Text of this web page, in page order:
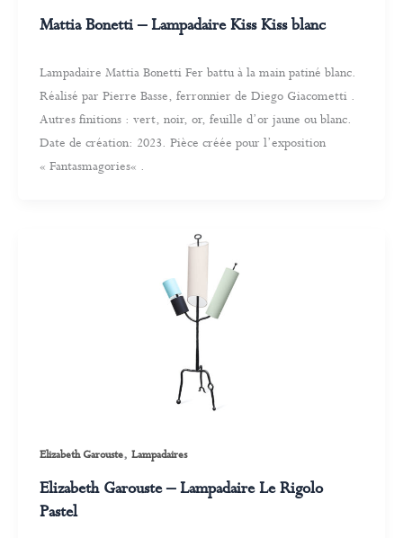
Mattia Bonetti – Lampadaire Kiss Kiss blanc
Lampadaire Mattia Bonetti Fer battu à la main patiné blanc.
Réalisé par Pierre Basse, ferronnier de Diego Giacometti .
Autres finitions : vert, noir, or, feuille d’or jaune ou blanc.
Date de création: 2023. Pièce créée pour l’exposition
« Fantasmagories« .
Elizabeth Garouste, Lampadaires
Elizabeth Garouste – Lampadaire Le Rigolo
Pastel